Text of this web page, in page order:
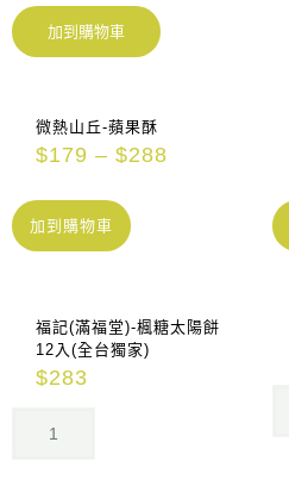
加到購物車
微熱山丘-蘋果酥
$179 – $288
加到購物車
福記(滿福堂)-楓糖太陽餅
12入(全台獨家)
$283